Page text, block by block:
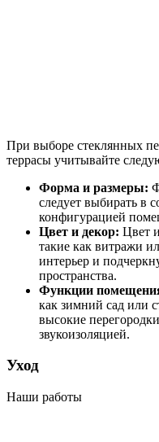
При выборе стеклянных
террасы учитывайте
Форма и размеры:
следует выбирать в
конфигурацией
Цвет и декор: Цвет
такие как витражи
интерьер и
пространства.
Функции
как зимний сад или
высокие
звукоизоляцией.
Уход
Наши работы